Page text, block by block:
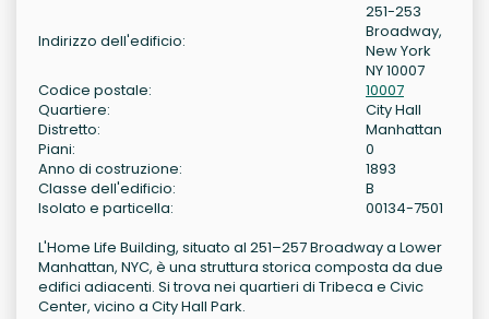
Indirizzo dell'edificio:
251-253
Broadway,
New York
NY 10007
Codice postale:
10007
Quartiere:
City Hall
Distretto:
Manhattan
Piani:
0
Anno di costruzione:
1893
Classe dell'edificio:
B
Isolato e particella:
00134-7501
L'Home Life Building, situato al 251–257 Broadway a Lower
Manhattan, NYC, è una struttura storica composta da due
edifici adiacenti. Si trova nei quartieri di Tribeca e Civic
Center, vicino a City Hall Park.